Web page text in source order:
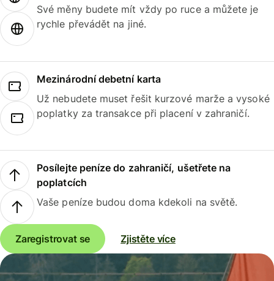
Své měny budete mít vždy po ruce a můžete je
rychle převádět na jiné.
Mezinárodní debetní karta
Už nebudete muset řešit kurzové marže a vysoké
poplatky za transakce při placení v zahraničí.
Posílejte peníze do zahraničí, ušetřete na
poplatcích
Vaše peníze budou doma kdekoli na světě.
Zaregistrovat se Zjistěte více